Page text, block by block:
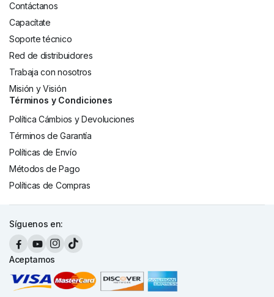
Contáctanos
Capacítate
Soporte técnico
Red de distribuidores
Trabaja con nosotros
Misión y Visión
Términos y Condiciones
Política Cámbios y Devoluciones
Términos de Garantía
Políticas de Envío
Métodos de Pago
Políticas de Compras
Síguenos en:
Aceptamos